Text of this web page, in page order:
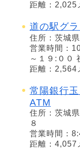
距離：2,025
道の駅グ
住所：茨城
営業時間：
～１９:００
距離：2,564
常陽銀行
ATM
住所：茨城
８
営業時間：
距離：4,057